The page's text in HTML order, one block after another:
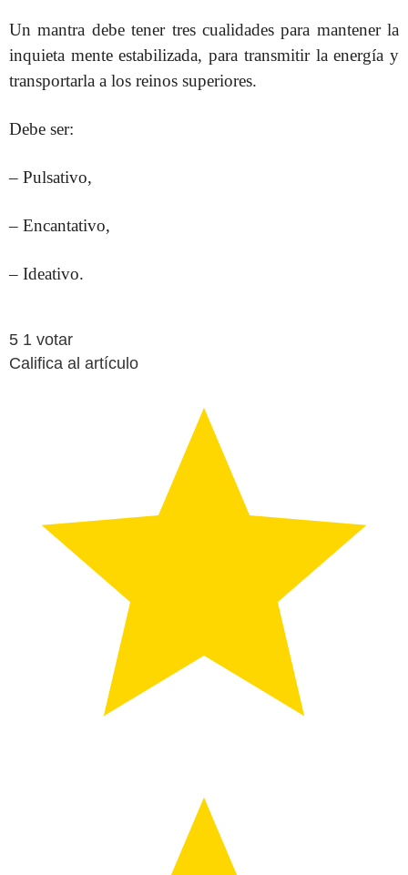
Un mantra debe tener tres cualidades para mantener la
inquieta mente estabilizada, para transmitir la energía y
transportarla a los reinos superiores.
Debe ser:
– Pulsativo,
– Encantativo,
– Ideativo.
5 1 votar
Califica al artículo